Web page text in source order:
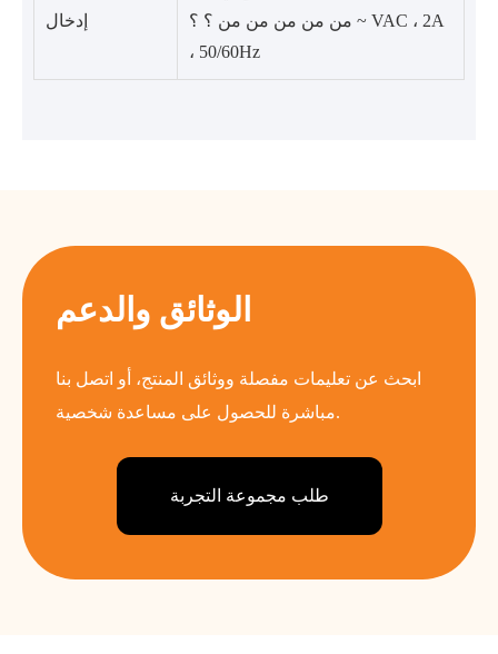
إدخال
من من من من من ؟ ؟ ~ VAC ، 2A
، 50/60Hz
الوثائق والدعم
ابحث عن تعليمات مفصلة ووثائق المنتج، أو اتصل بنا
مباشرة للحصول على مساعدة شخصية.
طلب مجموعة التجربة